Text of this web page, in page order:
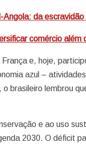
Angola: da
comércio além
França e, hoje,
azul –
o brasileiro lembrou
e ao uso
2030. O déficit